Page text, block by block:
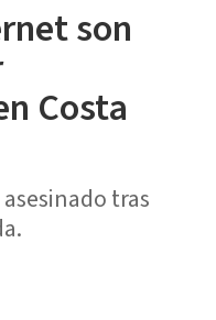
son
Costa
tras